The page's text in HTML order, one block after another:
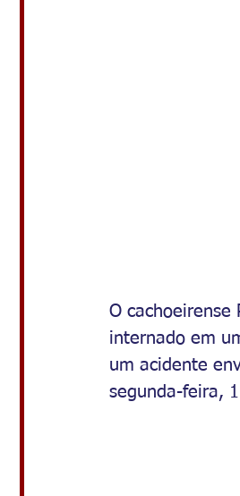
O cachoeirense
internado em
um acidente
segunda-feira,